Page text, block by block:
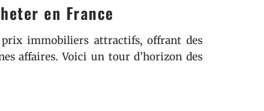
en France
prix immobiliers attractifs, offrant des
affaires. Voici un tour d’horizon des